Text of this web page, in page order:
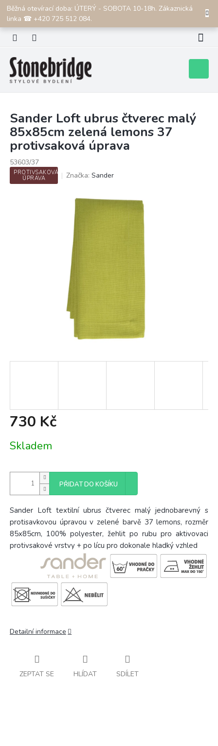
Přejít
obsah
Běžná otevírací doba: ÚTERÝ - SOBOTA 10-18h. Zákaznická
linka ☎ +420 725 512 084.
CZK
košík
Sander Loft ubrus čtverec malý
85x85cm zelená lemons 37
protivsaková úprava
53603/37
PROTIVSAKOVÁ
ÚPRAVA
Značka: Sander
730 Kč
cena:
Skladem
PŘIDAT DO KOŠÍKU
Sander Loft textilní ubrus čtverec malý jednobarevný s
protisavkovou úpravou v zelené barvě 37 lemons, rozměr
85x85cm, 100% polyester, žehlit po rubu pro aktivovaci
protivsakové vrstvy + po lícu pro dokonale hladký vzhled
Detailní informace
ZEPTAT SE HLÍDAT SDÍLET